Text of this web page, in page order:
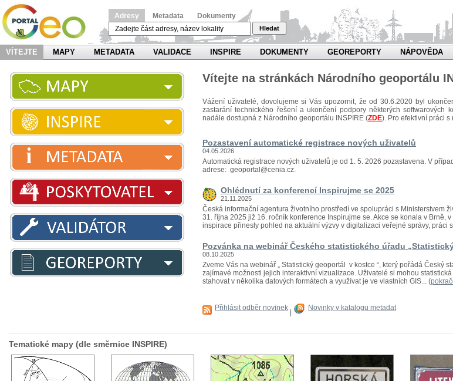
Adresy Metadata Dokumenty
Hledat
VÍTEJTE MAPY METADATA VALIDACE INSPIRE DOKUMENTY GEOREPORTY NÁPOVĚDA
Vítejte na stránkách Národního geoportálu
Vážení uživatelé, dovolujeme si Vás upozornit, že od 30.6.2020 byl
zastarání technického řešení a ukončení podpory některých softwarových
nadále dostupná z Národního geoportálu INSPIRE (ZDE). Pro efektivní práci
Pozastavení automatické registrace nových uživatelů
04.05.2026
Automatická registrace nových uživatelů je od 1. 5. 2026 pozastavena. V
adrese: geoportal@cenia.cz.
Ohlédnutí za konferencí Inspirujme se 2025
21.11.2025
Česká informační agentura životního prostředí ve spolupráci s Ministerstvem
31. října 2025 již 16. ročník konference Inspirujme se. Akce se konala v
inspirace přinesly pohled na aktuální výzvy v digitalizaci veřejné správy, práci
Pozvánka na webinář Českého statistického úřadu
08.10.2025
Zveme Vás na webinář „ Statistický geoportál v kostce “, který pořádá Český
zajímavé možnosti jejich interaktivní vizualizace. Uživatelé si mohou
stahovat v několika datových formátech a využívat je ve vlastních GIS... (
Přihlásit odběr novinek Novinky v katalogu metadat
Tematické mapy (dle směrnice INSPIRE)